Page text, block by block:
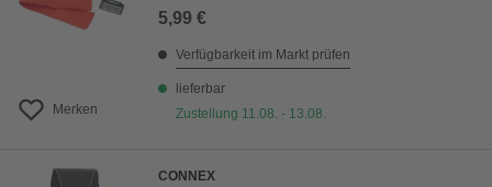
Merken
5,99 €
Verfügbarkeit im Markt prüfen
lieferbar
Zustellung 11.08. - 13.08.
CONNEX